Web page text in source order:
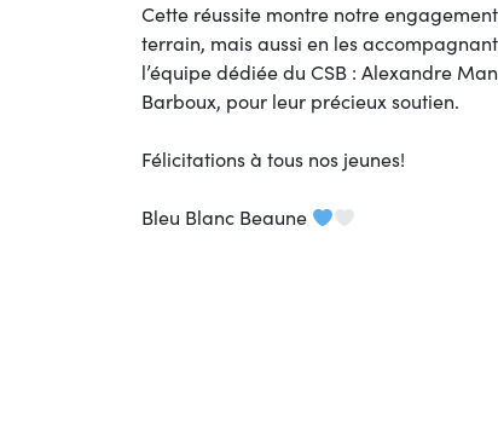
Cette réussite montre notre
terrain, mais aussi en les
l’équipe dédiée du CSB : Alexandre
Barboux, pour leur précieux soutien.
Félicitations à tous nos jeunes!
Bleu Blanc Beaune